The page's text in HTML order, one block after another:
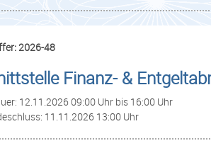
2026-48
Finanz- &
12.11.2026 09:00 Uhr bis 16:00 Uhr
11.11.2026 13:00 Uhr